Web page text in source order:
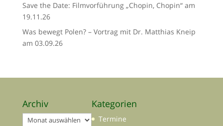
Save the Date: Filmvorführung „Chopin, Chopin“ am
19.11.26
Was bewegt Polen? – Vortrag mit Dr. Matthias Kneip
am 03.09.26
Archiv
Archiv
Kategorien
Termine